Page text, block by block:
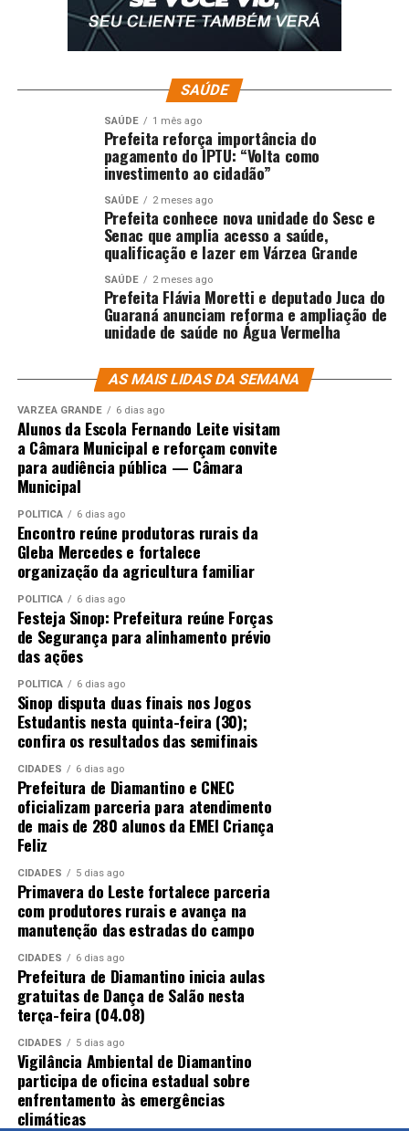
SAÚDE
SAÚDE 1 mês ago
Prefeita reforça importância do
pagamento do IPTU: “Volta como
investimento ao cidadão”
SAÚDE 2 meses ago
Prefeita conhece nova unidade do Sesc e
Senac que amplia acesso a saúde,
qualificação e lazer em Várzea Grande
SAÚDE 2 meses ago
Prefeita Flávia Moretti e deputado Juca do
Guaraná anunciam reforma e ampliação de
unidade de saúde no Água Vermelha
AS MAIS LIDAS DA SEMANA
VÁRZEA GRANDE 6 dias ago
Alunos da Escola Fernando Leite visitam
a Câmara Municipal e reforçam convite
para audiência pública — Câmara
Municipal
POLÍTICA 6 dias ago
Encontro reúne produtoras rurais da
Gleba Mercedes e fortalece
organização da agricultura familiar
POLÍTICA 6 dias ago
Festeja Sinop: Prefeitura reúne Forças
de Segurança para alinhamento prévio
das ações
POLÍTICA 6 dias ago
Sinop disputa duas finais nos Jogos
Estudantis nesta quinta-feira (30);
confira os resultados das semifinais
CIDADES 6 dias ago
Prefeitura de Diamantino e CNEC
oficializam parceria para atendimento
de mais de 280 alunos da EMEI Criança
Feliz
CIDADES 5 dias ago
Primavera do Leste fortalece parceria
com produtores rurais e avança na
manutenção das estradas do campo
CIDADES 6 dias ago
Prefeitura de Diamantino inicia aulas
gratuitas de Dança de Salão nesta
terça-feira (04.08)
CIDADES 5 dias ago
Vigilância Ambiental de Diamantino
participa de oficina estadual sobre
enfrentamento às emergências
climáticas